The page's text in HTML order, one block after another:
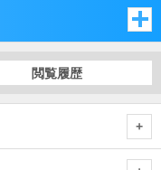
閲覧履歴